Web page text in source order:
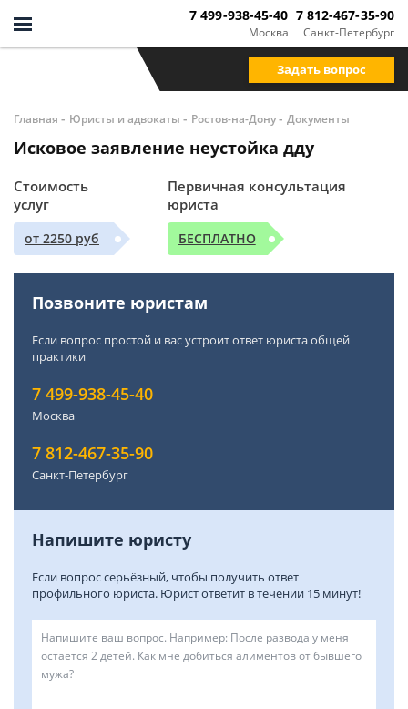
Москва
7 499-938-45-40
Санкт-Петербург
7 812-467-35-90
Задать вопрос
Главная - Юристы и адвокаты - Ростов-на-Дону- Документы
Исковое заявление неустойка дду
Стоимость
услуг
от 2250 руб
Первичная консультация
юриста
БЕСПЛАТНО
Позвоните юристам
Если вопрос простой и вас устроит ответ юриста общей
практики
7 499-938-45-40
Москва
7 812-467-35-90
Санкт-Петербург
Напишите юристу
Если вопрос серьёзный, чтобы получить ответ
профильного юриста. Юрист ответит в течении 15 минут!